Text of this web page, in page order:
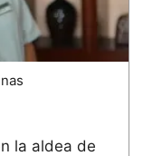
la aldea de